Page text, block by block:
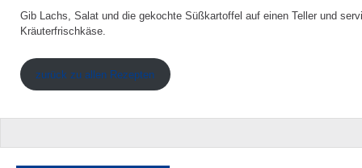
Gib Lachs, Salat und die gekochte Süßkartoffel auf einen Teller und
Kräuterfrischkäse.
zurück zu allen Rezepten